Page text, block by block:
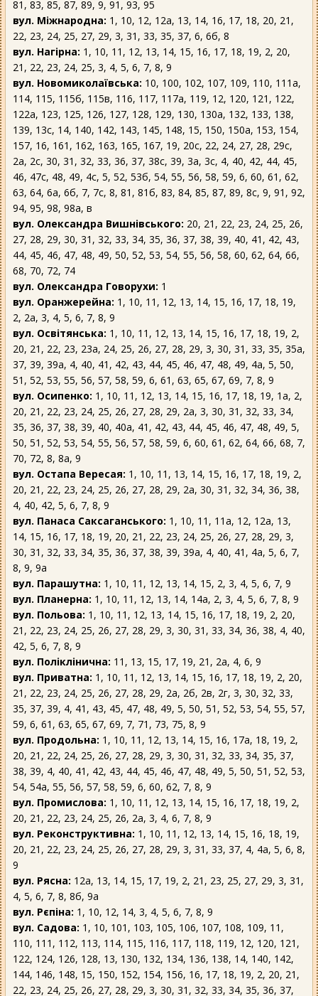
81, 83, 85, 87, 89, 9, 91, 93, 95
вул. Міжнародна: 1, 10, 12, 12а, 13, 14, 16, 17, 18, 20, 21,
22, 23, 24, 25, 27, 29, 3, 31, 33, 35, 37, 6, 6б, 8
вул. Нагірна: 1, 10, 11, 12, 13, 14, 15, 16, 17, 18, 19, 2, 20,
21, 22, 23, 24, 25, 3, 4, 5, 6, 7, 8, 9
вул. Новомиколаївська: 10, 100, 102, 107, 109, 110, 111а,
114, 115, 115б, 115в, 116, 117, 117а, 119, 12, 120, 121, 122,
122а, 123, 125, 126, 127, 128, 129, 130, 130а, 132, 133, 138,
139, 13с, 14, 140, 142, 143, 145, 148, 15, 150, 150а, 153, 154,
157, 16, 161, 162, 163, 165, 167, 19, 20с, 22, 24, 27, 28, 29с,
2а, 2с, 30, 31, 32, 33, 36, 37, 38с, 39, 3а, 3с, 4, 40, 42, 44, 45,
46, 47с, 48, 49, 4с, 5, 52, 53б, 54, 55, 56, 58, 59, 6, 60, 61, 62,
63, 64, 6а, 6б, 7, 7с, 8, 81, 81б, 83, 84, 85, 87, 89, 8с, 9, 91, 92,
94, 95, 98, 98а, в
вул. Олександра Вишнівського: 20, 21, 22, 23, 24, 25, 26,
27, 28, 29, 30, 31, 32, 33, 34, 35, 36, 37, 38, 39, 40, 41, 42, 43,
44, 45, 46, 47, 48, 49, 50, 52, 53, 54, 55, 56, 58, 60, 62, 64, 66,
68, 70, 72, 74
вул. Олександра Говорухи: 1
вул. Оранжерейна: 1, 10, 11, 12, 13, 14, 15, 16, 17, 18, 19,
2, 2а, 3, 4, 5, 6, 7, 8, 9
вул. Освітянська: 1, 10, 11, 12, 13, 14, 15, 16, 17, 18, 19, 2,
20, 21, 22, 23, 23а, 24, 25, 26, 27, 28, 29, 3, 30, 31, 33, 35, 35а,
37, 39, 39а, 4, 40, 41, 42, 43, 44, 45, 46, 47, 48, 49, 4а, 5, 50,
51, 52, 53, 55, 56, 57, 58, 59, 6, 61, 63, 65, 67, 69, 7, 8, 9
вул. Осипенко: 1, 10, 11, 12, 13, 14, 15, 16, 17, 18, 19, 1а, 2,
20, 21, 22, 23, 24, 25, 26, 27, 28, 29, 2а, 3, 30, 31, 32, 33, 34,
35, 36, 37, 38, 39, 40, 40а, 41, 42, 43, 44, 45, 46, 47, 48, 49, 5,
50, 51, 52, 53, 54, 55, 56, 57, 58, 59, 6, 60, 61, 62, 64, 66, 68, 7,
70, 72, 8, 8а, 9
вул. Остапа Вересая: 1, 10, 11, 13, 14, 15, 16, 17, 18, 19, 2,
20, 21, 22, 23, 24, 25, 26, 27, 28, 29, 2а, 30, 31, 32, 34, 36, 38,
4, 40, 42, 5, 6, 7, 8, 9
вул. Панаса Саксаганського: 1, 10, 11, 11а, 12, 12а, 13,
14, 15, 16, 17, 18, 19, 20, 21, 22, 23, 24, 25, 26, 27, 28, 29, 3,
30, 31, 32, 33, 34, 35, 36, 37, 38, 39, 39а, 4, 40, 41, 4а, 5, 6, 7,
8, 9, 9а
вул. Парашутна: 1, 10, 11, 12, 13, 14, 15, 2, 3, 4, 5, 6, 7, 9
вул. Планерна: 1, 10, 11, 12, 13, 14, 14а, 2, 3, 4, 5, 6, 7, 8, 9
вул. Польова: 1, 10, 11, 12, 13, 14, 15, 16, 17, 18, 19, 2, 20,
21, 22, 23, 24, 25, 26, 27, 28, 29, 3, 30, 31, 33, 34, 36, 38, 4, 40,
42, 5, 6, 7, 8, 9
вул. Поліклінична: 11, 13, 15, 17, 19, 21, 2а, 4, 6, 9
вул. Приватна: 1, 10, 11, 12, 13, 14, 15, 16, 17, 18, 19, 2, 20,
21, 22, 23, 24, 25, 26, 27, 28, 29, 2а, 2б, 2в, 2г, 3, 30, 32, 33,
35, 37, 39, 4, 41, 43, 45, 47, 48, 49, 5, 50, 51, 52, 53, 54, 55, 57,
59, 6, 61, 63, 65, 67, 69, 7, 71, 73, 75, 8, 9
вул. Продольна: 1, 10, 11, 12, 13, 14, 15, 16, 17а, 18, 19, 2,
20, 21, 22, 24, 25, 26, 27, 28, 29, 3, 30, 31, 32, 33, 34, 35, 37,
38, 39, 4, 40, 41, 42, 43, 44, 45, 46, 47, 48, 49, 5, 50, 51, 52, 53,
54, 54а, 55, 56, 57, 58, 59, 6, 60, 62, 7, 8, 9
вул. Промислова: 1, 10, 11, 12, 13, 14, 15, 16, 17, 18, 19, 2,
20, 21, 22, 23, 24, 25, 26, 2а, 3, 4, 6, 7, 8, 9
вул. Реконструктивна: 1, 10, 11, 12, 13, 14, 15, 16, 18, 19,
20, 21, 22, 23, 24, 25, 26, 27, 28, 29, 3, 31, 33, 37, 4, 4а, 5, 6, 8,
9
вул. Рясна: 12а, 13, 14, 15, 17, 19, 2, 21, 23, 25, 27, 29, 3, 31,
4, 5, 6, 7, 8, 8б, 9а
вул. Рєпіна: 1, 10, 12, 14, 3, 4, 5, 6, 7, 8, 9
вул. Садова: 1, 10, 101, 103, 105, 106, 107, 108, 109, 11,
110, 111, 112, 113, 114, 115, 116, 117, 118, 119, 12, 120, 121,
122, 124, 126, 128, 13, 130, 132, 134, 136, 138, 14, 140, 142,
144, 146, 148, 15, 150, 152, 154, 156, 16, 17, 18, 19, 2, 20, 21,
22, 23, 24, 25, 26, 27, 28, 29, 3, 30, 31, 32, 33, 34, 35, 36, 37,